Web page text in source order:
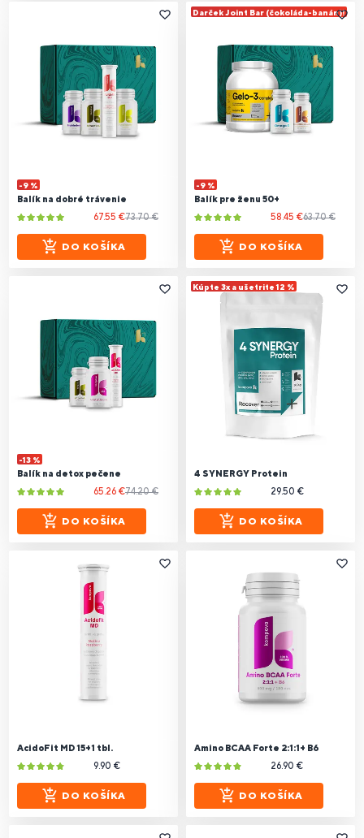
-9 %
Balík na dobré trávenie
73.70 €
67.55 €
DO KOŠÍKA
Darček Joint Bar (čokoláda-banán)!
-9 %
Balík pre ženu 50+
63.70 €
58.45 €
DO KOŠÍKA
-13 %
Balík na detox pečene
74.20 €
65.26 €
DO KOŠÍKA
Kúpte 3x a ušetrite 12 %
4 SYNERGY Protein
29.50 €
DO KOŠÍKA
AcidoFit MD 15+1 tbl.
9.90 €
DO KOŠÍKA
Amino BCAA Forte 2:1:1+ B6
26.90 €
DO KOŠÍKA